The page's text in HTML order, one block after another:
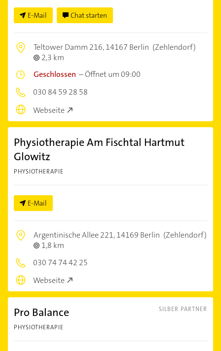
E-Mail Chat starten
Teltower Damm 216,14167 Berlin (Zehlendorf)
2,3 km
Geschlossen –Öffnet um 09:00
030 84 59 28 58
Webseite
Physiotherapie Am Fischtal Hartmut
Glowitz
PHYSIOTHERAPIE
E-Mail
Argentinische Allee 221,14169 Berlin (Zehlendorf)
1,8 km
030 74 74 42 25
Webseite
SILBER PARTNER
Pro Balance
PHYSIOTHERAPIE